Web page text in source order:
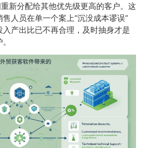
重新分配给其他优先级更高的客户。这
人员在单一个案上“沉没成本谬误”
产出比已不再合理，及时抽身才是